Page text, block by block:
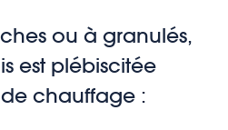
ou à granulés,
est plébiscitée
chauffage :